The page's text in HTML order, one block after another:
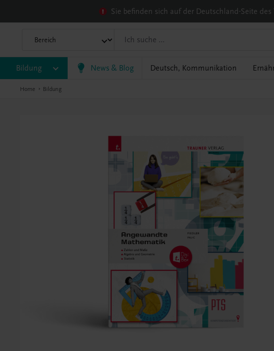
Sie befinden sich auf der Deutschland-Seite des
Bildung News & Blog Deutsch, Kommunikation
Home Bildung